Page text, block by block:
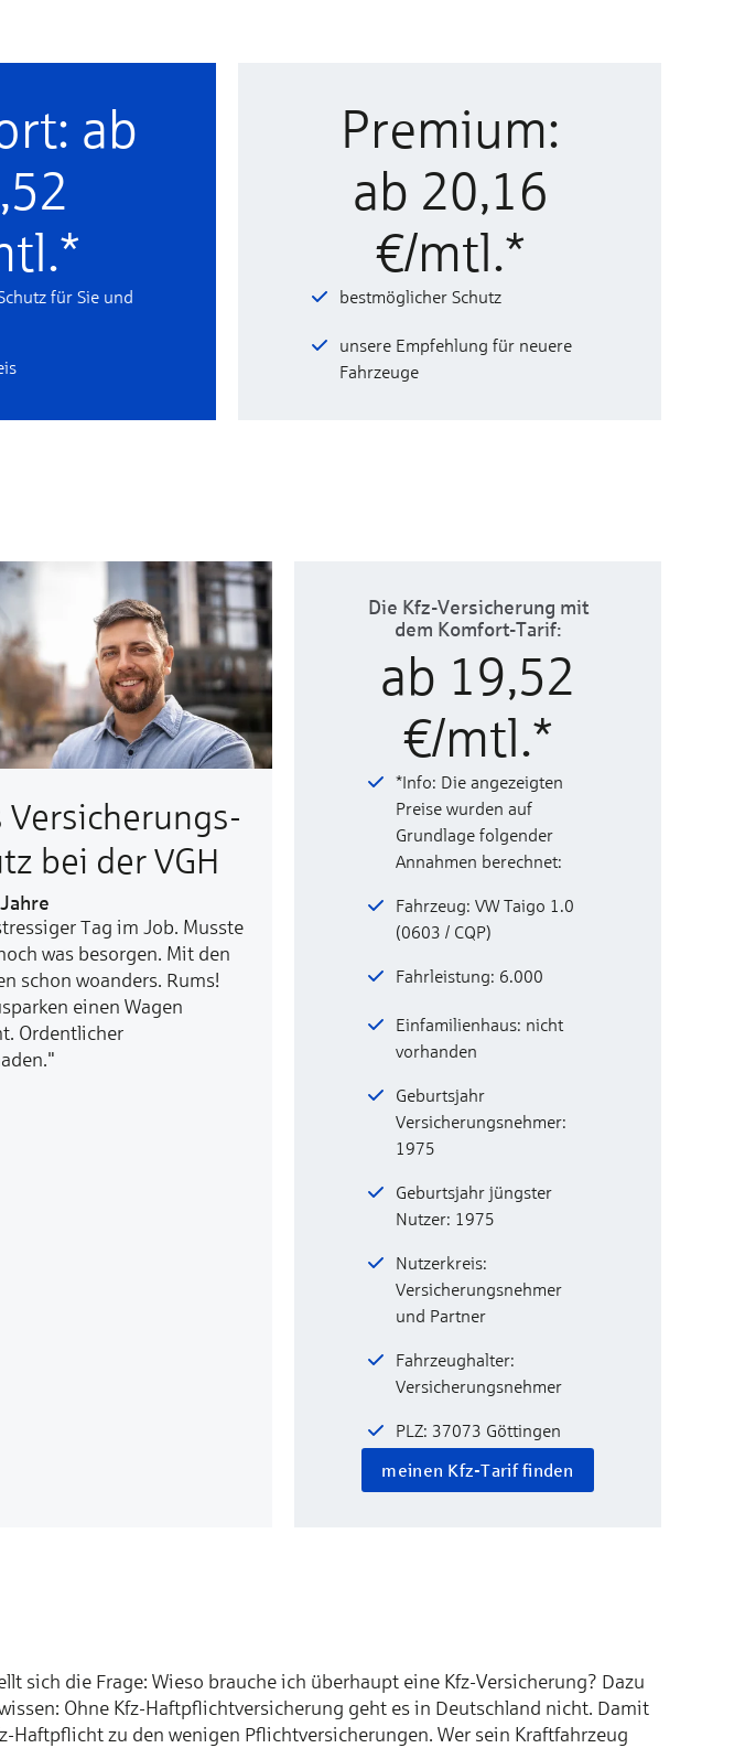
ab
für Sie und
Premium:
ab 20,16
€/mtl.*
bestmöglicher Schutz
unsere Empfehlung für neuere
Fahrzeuge
Ver­sicherungs­
bei der VGH
Tag im Job. Musste
was besorgen. Mit den
schon woanders. Rums!
einen Wagen
Ordentlicher
Die Kfz-Versicherung mit
dem Komfort-Tarif:
ab 19,52
€/mtl.*
*Info: Die angezeigten
Preise wurden auf
Grundlage folgender
Annahmen berechnet:
Fahrzeug: VW Taigo 1.0
(0603 / CQP)
Fahrleistung: 6.000
Einfamilienhaus: nicht
vorhanden
Geburtsjahr
Versicherungsnehmer:
1975
Geburtsjahr jüngster
Nutzer: 1975
Nutzerkreis:
Versicherungsnehmer
und Partner
Fahrzeughalter:
Versicherungsnehmer
PLZ: 37073 Göttingen
meinen Kfz-Tarif finden
sich die Frage: Wieso brauche ich überhaupt eine Kfz-Versicherung? Dazu
Ohne Kfz-Haftpflichtversicherung geht es in Deutschland nicht. Damit
Haftpflicht zu den wenigen Pflichtversicherungen. Wer sein Kraftfahrzeug